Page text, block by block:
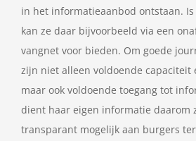
in het informatieaanbod ontstaan.
kan ze daar bijvoorbeeld via een
vangnet voor bieden. Om goede
zijn niet alleen voldoende capaciteit
maar ook voldoende toegang tot
dient haar eigen informatie daarom
transparant mogelijk aan burgers